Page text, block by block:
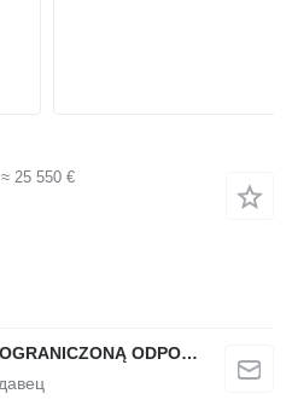
≈ 25 550 €
POLBUD POLAK SPÓŁKA Z OGRANICZONĄ ODPOWIEDZIALNOŚCIĄ